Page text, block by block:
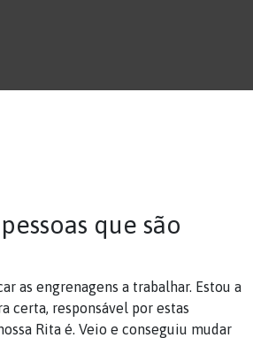
que são
as engrenagens a trabalhar. Estou a
certa, responsável por estas
Rita é. Veio e conseguiu mudar